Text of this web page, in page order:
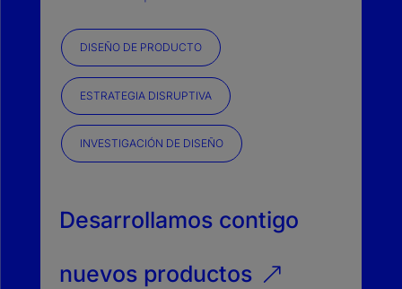
DISEÑO DE PRODUCTO
ESTRATEGIA DISRUPTIVA
INVESTIGACIÓN DE DISEÑO
Desarrollamos contigo
nuevos productos &